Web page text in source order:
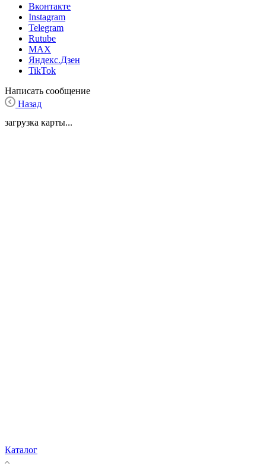
Вконтакте
Instagram
Telegram
Rutube
MAX
Яндекс.Дзен
TikTok
Написать сообщение
Назад
загрузка карты...
Каталог